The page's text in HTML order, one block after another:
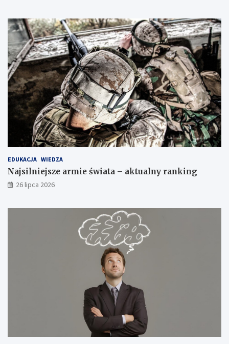
EDUKACJA WIEDZA
Najsilniejsze armie świata – aktualny ranking
26 lipca 2026